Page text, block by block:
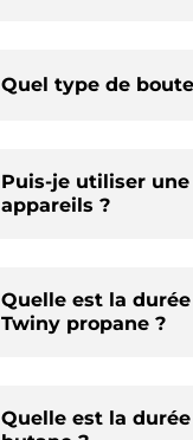
Quel type de
Puis-je utiliser
appareils ?
Quelle est la
Twiny propane ?
Quelle est la